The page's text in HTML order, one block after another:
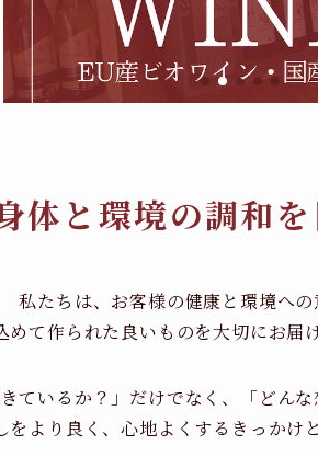
体と環境の調和を
私たちは、お客様の健康と環境への
めて作られた良いものを大切にお届
ているか？」だけでなく、「どん
より良く、心地よくするきっかけ